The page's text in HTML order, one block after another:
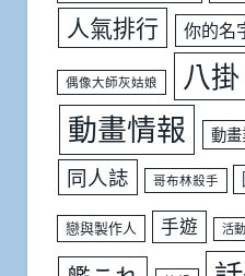
人氣排行 你的名
偶像大師灰姑娘 八掛
動畫情報 動
同人誌 哥布林殺手
戀與製作人 手遊 活